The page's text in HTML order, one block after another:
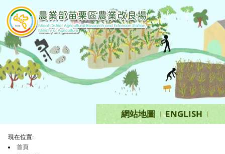
到
主
要
內
容
區
塊
網站地圖 ENGLISH
現在位置:
首頁